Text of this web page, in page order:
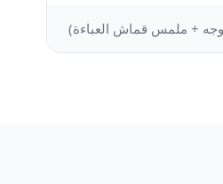
+ ملمس قماش العباءة)